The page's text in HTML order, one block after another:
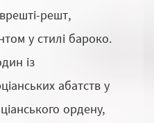
решт,
у стилі бароко.
із
абатств у
ордену,